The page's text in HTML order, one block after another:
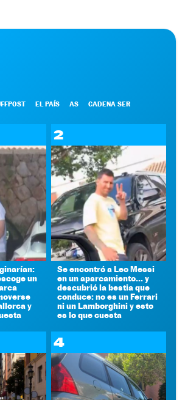
EL PAÍS AS CADENA SER
un
y
2
Se encontró a Leo Messi
en un aparcamiento... y
descubrió la bestia que
conduce: no es un Ferrari
ni un Lamborghini y esto
es lo que cuesta
4